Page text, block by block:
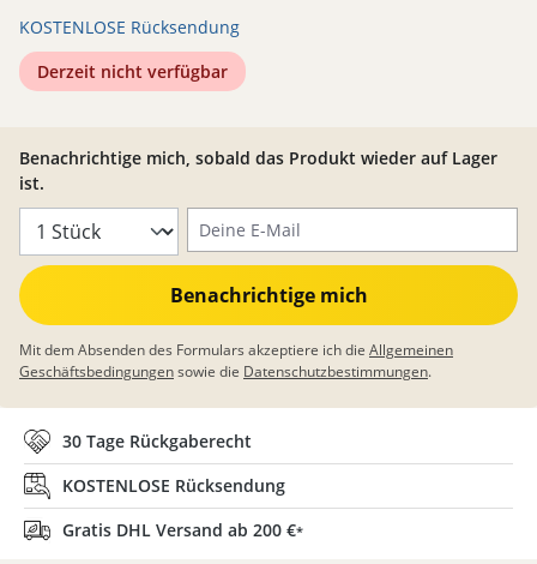
KOSTENLOSE Rücksendung
Derzeit nicht verfügbar
Benachrichtige mich, sobald das Produkt wieder auf Lager
ist.
Benachrichtige mich
Mit dem Absenden des Formulars akzeptiere ich die Allgemeinen
Geschäftsbedingungensowie die Datenschutzbestimmungen.
30 Tage Rückgaberecht
KOSTENLOSE Rücksendung
Gratis DHL Versand ab 200 €*